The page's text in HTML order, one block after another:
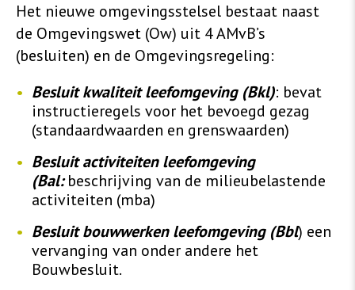
Het nieuwe omgevingsstelsel bestaat naast
de Omgevingswet (Ow) uit 4 AMvB’s
(besluiten) en de Omgevingsregeling:
Besluit kwaliteit leefomgeving (Bkl): bevat
instructieregels voor het bevoegd gezag
(standaardwaarden en grenswaarden)
Besluit activiteiten leefomgeving
(Bal:beschrijving van de milieubelastende
activiteiten (mba)
Besluit bouwwerken leefomgeving (Bbl) een
vervanging van onder andere het
Bouwbesluit.